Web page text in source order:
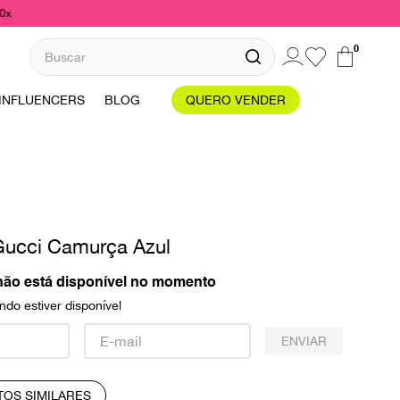
Buscar 0
INFLUENCERS BLOG QUERO VENDER
Camurça Azul
está disponível no momento
estiver disponível
ENVIAR
SIMILARES